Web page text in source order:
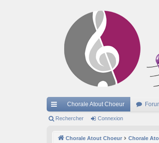
cc
Chorale Atout Choeur
Rechercher Connexion
Chorale Atout Choeur Chorale